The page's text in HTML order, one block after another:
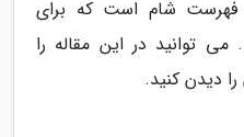
فهرست شام است که برای
توانید در این مقاله را
دیدن کنید.